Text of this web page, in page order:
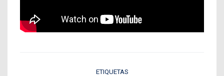
ETIQUETAS